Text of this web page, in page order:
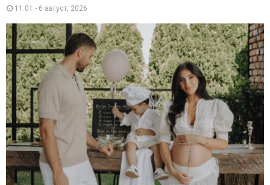
11:01 - 6 август, 2026